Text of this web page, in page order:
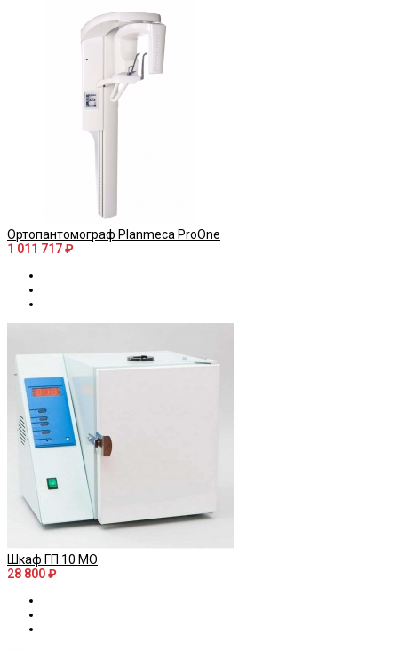
Ортопантомограф Planmeca ProOne
1 011 717 ₽
Шкаф ГП 10 МО
28 800 ₽